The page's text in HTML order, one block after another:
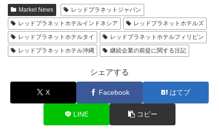
Market News
レッドプラネットジャパン
レッドプラネットホテルインドネシア
レッドプラネットホテルズ
レッドプラネットホテルタイ
レッドプラネットホテルフィリピン
レッドプラネットホテル沖縄
継続企業の前提に関する注記
シェアする
X Facebook はてブ
LINE コピー